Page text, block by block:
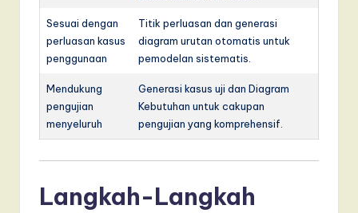
Sesuai dengan
perluasan kasus
penggunaan
Titik perluasan dan generasi
diagram urutan otomatis untuk
pemodelan sistematis.
Mendukung
pengujian
menyeluruh
Generasi kasus uji dan Diagram
Kebutuhan untuk cakupan
pengujian yang komprehensif.
Langkah-Langkah